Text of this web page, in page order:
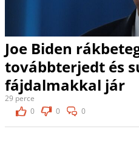
Joe Biden
továbbterjedt és
fájdalmakkal jár
29 perce
0
0 0